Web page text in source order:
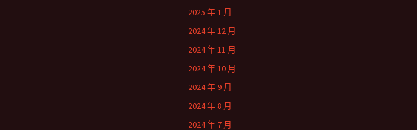
2025 年 1 月
2024 年 12 月
2024 年 11 月
2024 年 10 月
2024 年 9 月
2024 年 8 月
2024 年 7 月